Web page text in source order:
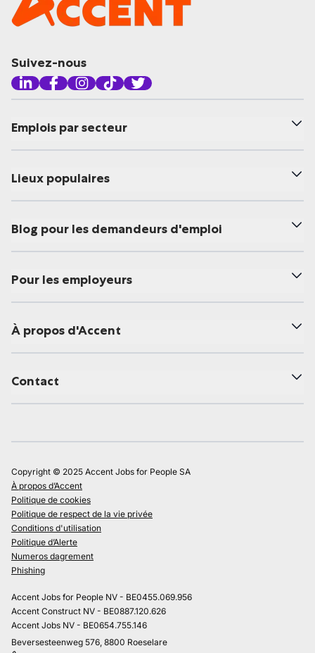
Suivez-nous
Emplois par secteur
Lieux populaires
Blog pour les demandeurs d'emploi
Pour les employeurs
À propos d'Accent
Contact
Copyright © 2025 Accent Jobs for People SA
À propos d’Accent
Politique de cookies
Politique de respect de la vie privée
Conditions d'utilisation
Politique d’Alerte
Numeros dagrement
Phishing
Accent Jobs for People NV - BE0455.069.956
Accent Construct NV - BE0887.120.626
Accent Jobs NV - BE0654.755.146
Beversesteenweg 576, 8800 Roeselare